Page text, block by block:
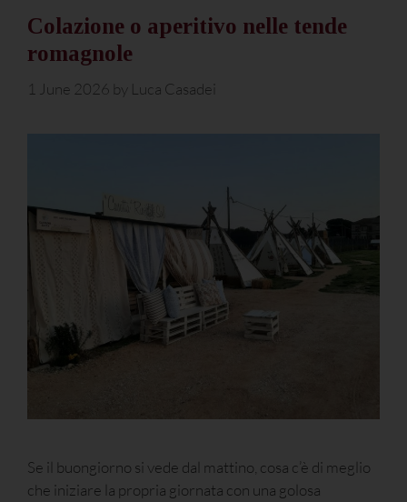
Colazione o aperitivo nelle tende
romagnole
1 June 2026 by Luca Casadei
Se il buongiorno si vede dal mattino, cosa c’è di meglio
che iniziare la propria giornata con una golosa